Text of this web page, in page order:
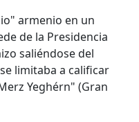
armenio en un
de la Presidencia
saliéndose del
limitaba a calificar
Yeghérn" (Gran